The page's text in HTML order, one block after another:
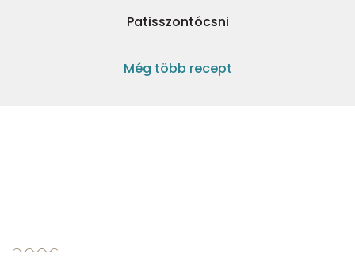
Patisszontócsni
Még több recept